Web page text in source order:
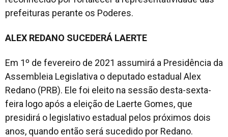
prefeituras perante os Poderes.
ALEX REDANO SUCEDERÁ LAERTE
Em 1º de fevereiro de 2021 assumirá a Presidência da
Assembleia Legislativa o deputado estadual Alex
Redano (PRB). Ele foi eleito na sessão desta-sexta-
feira logo após a eleição de Laerte Gomes, que
presidirá o legislativo estadual pelos próximos dois
anos, quando então será sucedido por Redano.